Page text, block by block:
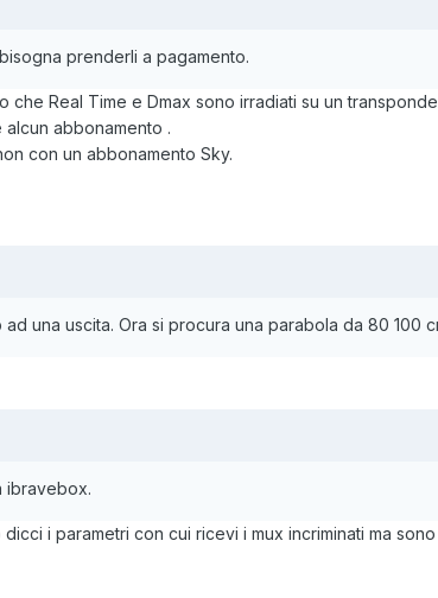
prenderli a pagamento.
che Real Time e Dmax sono irradiati su un
abbonamento .
con un abbonamento Sky.
una uscita. Ora si procura una parabola da 80 100
ibravebox.
i parametri con cui ricevi i mux incriminati ma